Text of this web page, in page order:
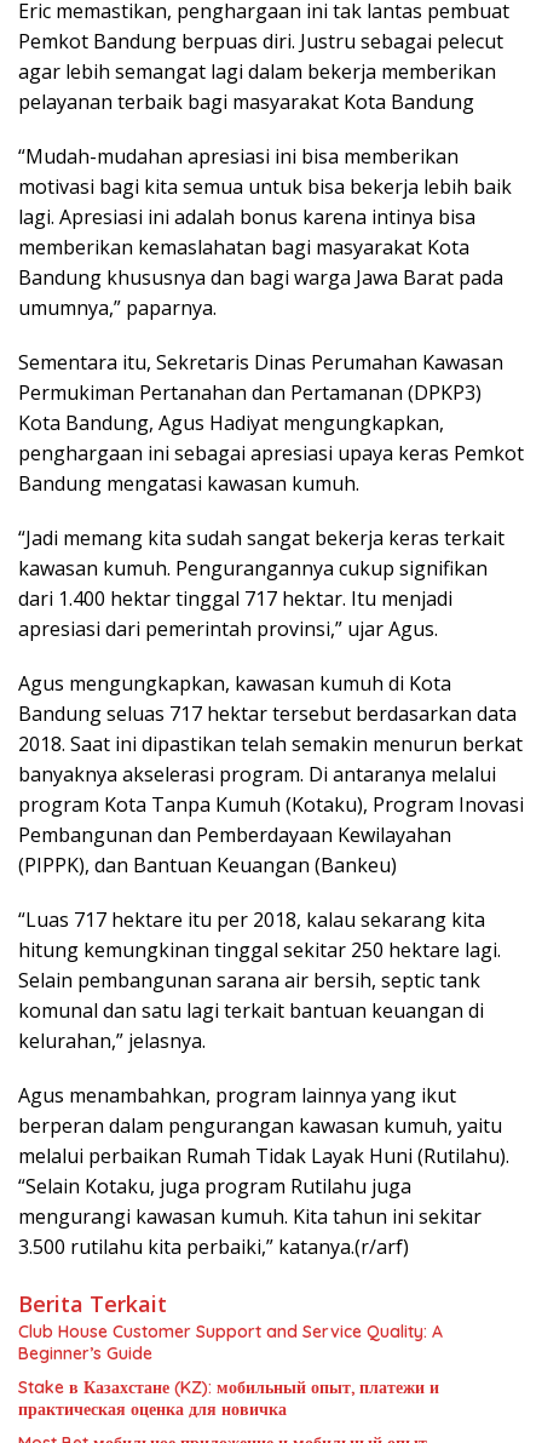
Eric memastikan, penghargaan ini tak lantas pembuat
Pemkot Bandung berpuas diri. Justru sebagai pelecut
agar lebih semangat lagi dalam bekerja memberikan
pelayanan terbaik bagi masyarakat Kota Bandung
“Mudah-mudahan apresiasi ini bisa memberikan
motivasi bagi kita semua untuk bisa bekerja lebih baik
lagi. Apresiasi ini adalah bonus karena intinya bisa
memberikan kemaslahatan bagi masyarakat Kota
Bandung khususnya dan bagi warga Jawa Barat pada
umumnya,” paparnya.
Sementara itu, Sekretaris Dinas Perumahan Kawasan
Permukiman Pertanahan dan Pertamanan (DPKP3)
Kota Bandung, Agus Hadiyat mengungkapkan,
penghargaan ini sebagai apresiasi upaya keras Pemkot
Bandung mengatasi kawasan kumuh.
“Jadi memang kita sudah sangat bekerja keras terkait
kawasan kumuh. Pengurangannya cukup signifikan
dari 1.400 hektar tinggal 717 hektar. Itu menjadi
apresiasi dari pemerintah provinsi,” ujar Agus.
Agus mengungkapkan, kawasan kumuh di Kota
Bandung seluas 717 hektar tersebut berdasarkan data
2018. Saat ini dipastikan telah semakin menurun berkat
banyaknya akselerasi program. Di antaranya melalui
program Kota Tanpa Kumuh (Kotaku), Program Inovasi
Pembangunan dan Pemberdayaan Kewilayahan
(PIPPK), dan Bantuan Keuangan (Bankeu)
“Luas 717 hektare itu per 2018, kalau sekarang kita
hitung kemungkinan tinggal sekitar 250 hektare lagi.
Selain pembangunan sarana air bersih, septic tank
komunal dan satu lagi terkait bantuan keuangan di
kelurahan,” jelasnya.
Agus menambahkan, program lainnya yang ikut
berperan dalam pengurangan kawasan kumuh, yaitu
melalui perbaikan Rumah Tidak Layak Huni (Rutilahu).
“Selain Kotaku, juga program Rutilahu juga
mengurangi kawasan kumuh. Kita tahun ini sekitar
3.500 rutilahu kita perbaiki,” katanya.(r/arf)
Berita Terkait
Club House Customer Support and Service Quality: A
Beginner’s Guide
Stake в Казахстане (KZ): мобильный опыт, платежи и
практическая оценка для новичка